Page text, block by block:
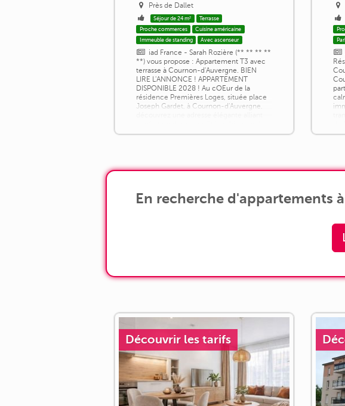
Près de Dallet
Séjour de 24 m²
Terrasse
Proche commerces
Cuisine américaine
Immeuble de standing
Avec ascenseur
iad France - Sarah Rozière (** ** ** **
**) vous propose : Appartement T3 avec
terrasse à Cournon-d'Auvergne. BIEN
LIRE L'ANNONCE ! APPARTEMENT
DISPONIBLE 2028 ! Au cOEur de la
résidence Premières Loges, située place
Joseph Gardet, à Cournon-d'Auvergne,
et qualité de vie. Un appartement raffiné :
En recherche d'appartements
Découvrir les tarifs